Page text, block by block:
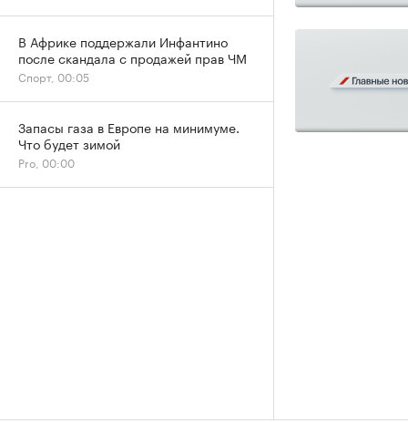
В Африке поддержали Инфантино
после скандала с продажей прав ЧМ
Спорт, 00:05
Запасы газа в Европе на минимуме.
Что будет зимой
Pro, 00:00